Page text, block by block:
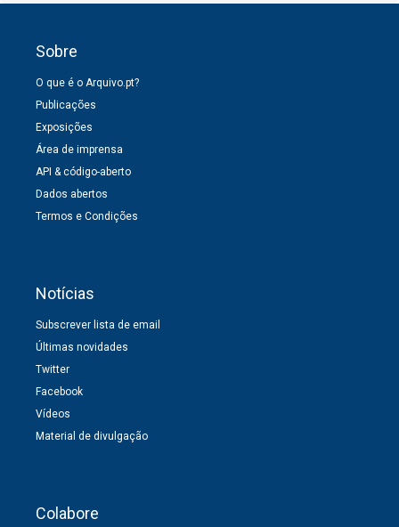
Sobre
O que é o Arquivo.pt?
Publicações
Exposições
Área de imprensa
API & código-aberto
Dados abertos
Termos e Condições
Notícias
Subscrever lista de email
Últimas novidades
Twitter
Facebook
Vídeos
Material de divulgação
Colabore